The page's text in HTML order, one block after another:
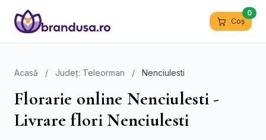
Coș
0
Acasă / Județ: Teleorman / Nenciulesti
Florarie online Nenciulesti -
Livrare flori Nenciulesti